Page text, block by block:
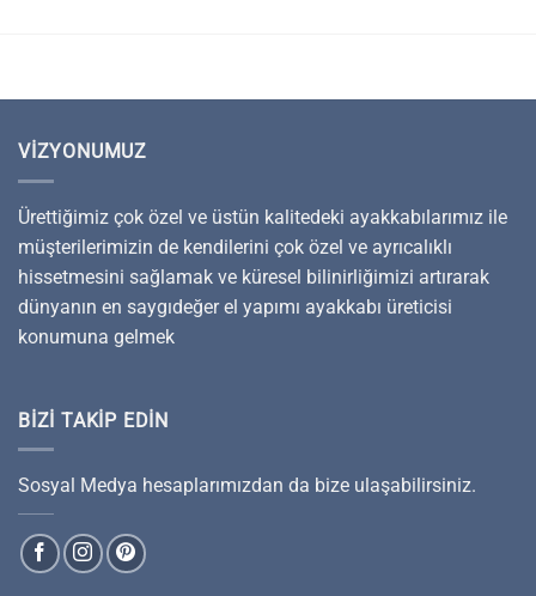
VIZYONUMUZ
Ürettiğimiz çok özel ve üstün kalitedeki ayakkabılarımız ile
müşterilerimizin de kendilerini çok özel ve ayrıcalıklı
hissetmesini sağlamak ve küresel bilinirliğimizi artırarak
dünyanın en saygıdeğer el yapımı ayakkabı üreticisi
konumuna gelmek
BIZI TAKIP EDIN
Sosyal Medya hesaplarımızdan da bize ulaşabilirsiniz.